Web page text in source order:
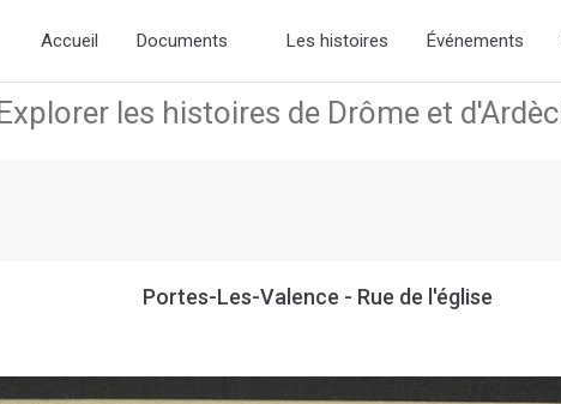
Accueil Documents Les histoires Événements
Portes-Les-Valence - Rue de l'église